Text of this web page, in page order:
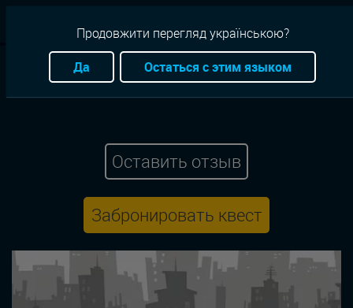
Львов Лабиринт
Атмостферный
Secretorum-Львов
Город без солнца
Оставить отзыв
Забронировать квест
Продовжити перегляд українською?
Да
Остаться с этим языком